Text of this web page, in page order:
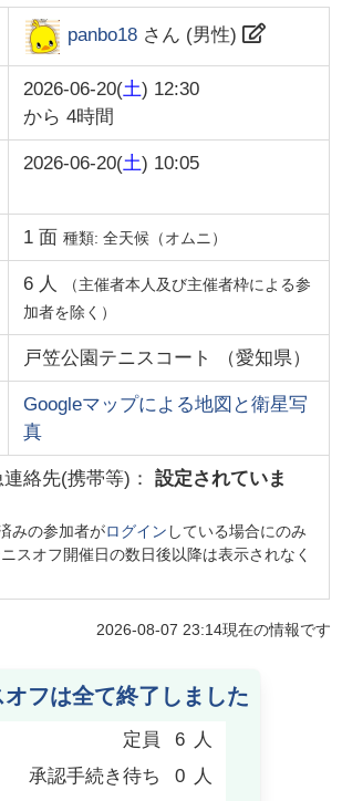
panbo18さん (男性)
2026-06-20(土) 12:30
から 4時間
2026-06-20(土) 10:05
1面 種類: 全天候（オムニ）
6 人
（主催者本人及び主催者枠による参
加者を除く）
戸笠公園テニスコート （愛知県）
Googleマップによる地図と衛星写
真
絡先(携帯等)： 設定されていま
みの参加者がログイン している場合にのみ
スオフ開催日の数日後以降は表示されなく
2026-08-07 23:14現在の情報です
オフは全て終了しました
定員 6 人
承認手続き待ち 0 人